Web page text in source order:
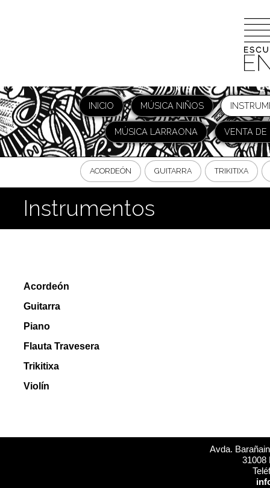
INICIO MÚSICA NIÑOS
MÚSICA LARRAONA VENTA DE
ACORDEÓN GUITARRA TRIKITIXA
Instrumentos
Acordeón
Guitarra
Piano
Flauta Travesera
Trikitixa
Violín
Avda.
31008